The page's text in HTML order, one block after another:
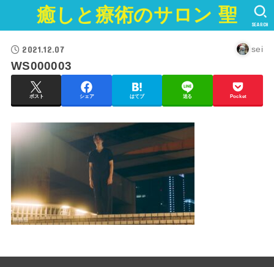
癒しと療術のサロン 聖 SEARCH
2021.12.07 sei
WS000003
ポスト シェア はてブ 送る Pocket